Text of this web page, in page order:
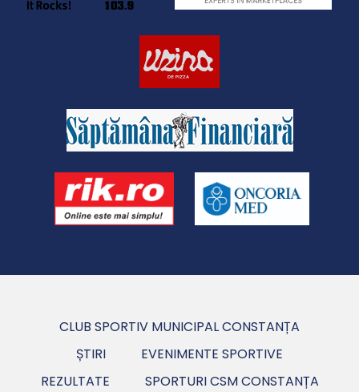
CLUB SPORTIV MUNICIPAL CONSTANȚA
ȘTIRI
EVENIMENTE SPORTIVE
REZULTATE
SPORTURI CSM CONSTANȚA